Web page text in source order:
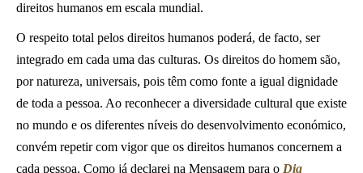
direitos humanos em escala mundial.
O respeito total pelos direitos humanos poderá, de facto, ser
integrado em cada uma das culturas. Os direitos do homem são,
por natureza, universais, pois têm como fonte a igual dignidade
de toda a pessoa. Ao reconhecer a diversidade cultural que existe
no mundo e os diferentes níveis do desenvolvimento económico,
convém repetir com vigor que os direitos humanos concernem a
cada pessoa. Como já declarei na Mensagem para o Dia